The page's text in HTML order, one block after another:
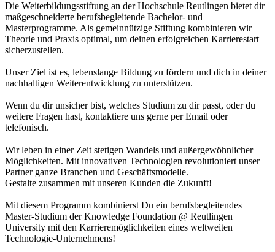
Die Weiterbildungsstiftung an der Hochschule Reutlingen bietet dir
maßgeschneiderte berufsbegleitende Bachelor- und
Masterprogramme. Als gemeinnützige Stiftung kombinieren wir
Theorie und Praxis optimal, um deinen erfolgreichen Karrierestart
sicherzustellen.
Unser Ziel ist es, lebenslange Bildung zu fördern und dich in deiner
nachhaltigen Weiterentwicklung zu unterstützen.
Wenn du dir unsicher bist, welches Studium zu dir passt, oder du
weitere Fragen hast, kontaktiere uns gerne per Email oder
telefonisch.
Wir leben in einer Zeit stetigen Wandels und außergewöhnlicher
Möglichkeiten. Mit innovativen Technologien revolutioniert unser
Partner ganze Branchen und Geschäftsmodelle.
Gestalte zusammen mit unseren Kunden die Zukunft!
Mit diesem Programm kombinierst Du ein berufsbegleitendes
Master-Studium der Knowledge Foundation @ Reutlingen
University mit den Karrieremöglichkeiten eines weltweiten
Technologie-Unternehmens!